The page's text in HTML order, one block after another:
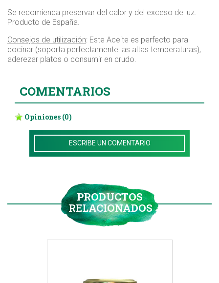
Se recomienda preservar del calor y del exceso de luz.
Producto de España.
Consejos de utilización: Este Aceite es perfecto para
cocinar (soporta perfectamente las altas temperaturas),
aderezar platos o consumir en crudo.
COMENTARIOS
Opiniones (0)
ESCRIBE UN COMENTARIO
PRODUCTOS
RELACIONADOS